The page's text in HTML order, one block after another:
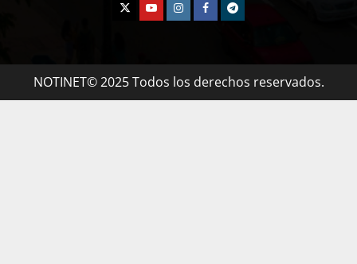
NOTINET© 2025 Todos los derechos reservados.